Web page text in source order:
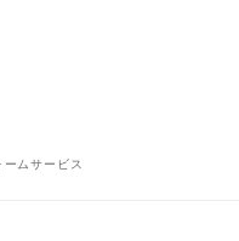
ムサービス